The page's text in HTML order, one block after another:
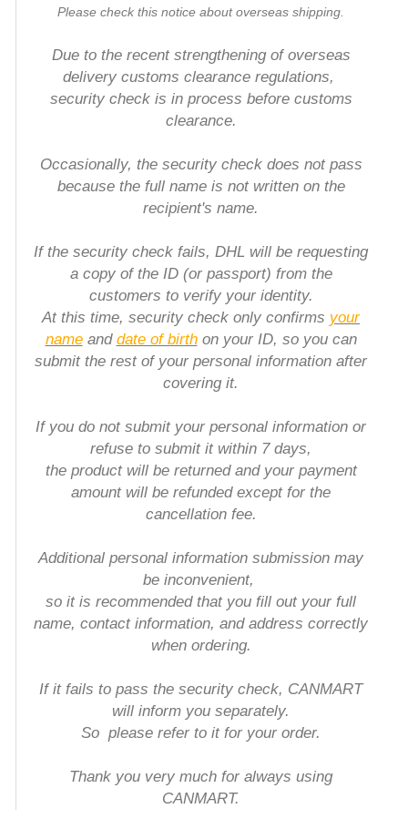
Please check this notice about overseas shipping.
Due to the recent strengthening of overseas
delivery customs clearance regulations,
security check is in process before customs
clearance.
Occasionally, the security check does not pass
because the full name is not written on the
recipient's name.
If the security check fails, DHL will be requesting
a copy of the ID (or passport) from the
customers to verify your identity.
At this time, security check only confirms your
nameand date of birthon your ID, so you can
submit the rest of your personal information after
covering it.
If you do not submit your personal information or
refuse to submit it within 7 days,
the product will be returned and your payment
amount will be refunded except for the
cancellation fee.
Additional personal information submission may
be inconvenient,
so it is recommended that you fill out your full
name, contact information, and address correctly
when ordering.
If it fails to pass the security check, CANMART
will inform you separately.
So please refer to it for your order.
Thank you very much for always using
CANMART.